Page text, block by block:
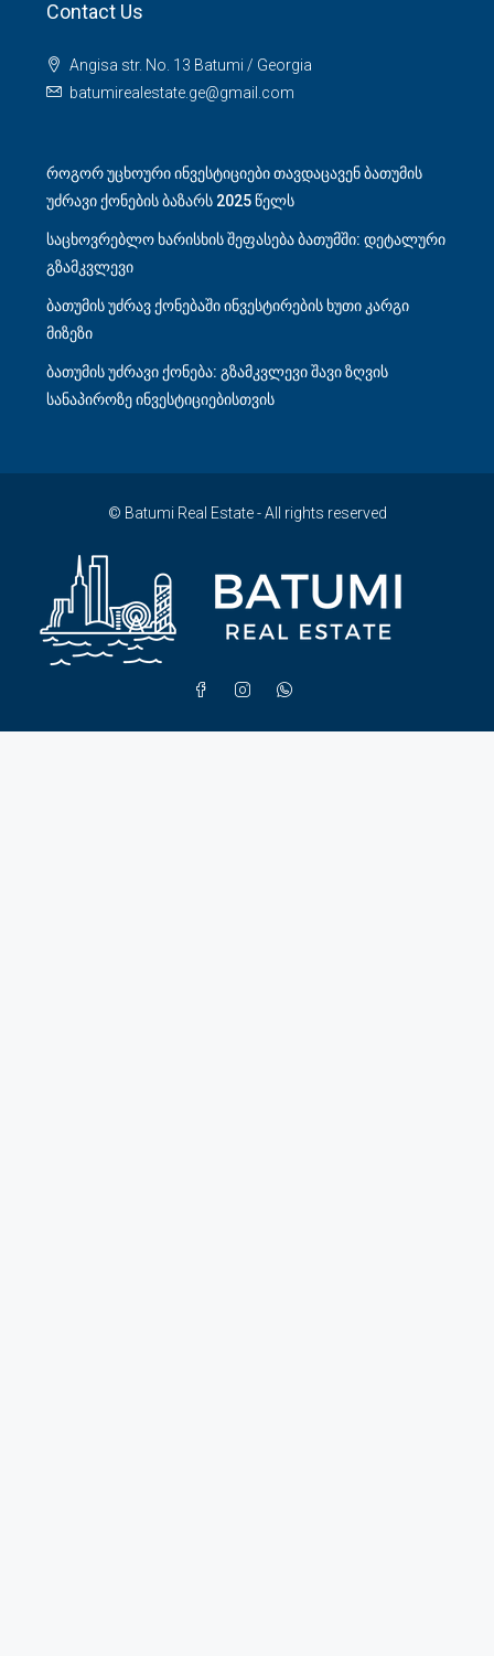
Contact Us
Angisa str. No. 13 Batumi / Georgia
batumirealestate.ge@gmail.com
როგორ უცხოური ინვესტიციები თავდაცავენ ბათუმის
უძრავი ქონების ბაზარს 2025 წელს
საცხოვრებლო ხარისხის შეფასება ბათუმში: დეტალური
გზამკვლევი
ბათუმის უძრავ ქონებაში ინვესტირების ხუთი კარგი
მიზეზი
ბათუმის უძრავი ქონება: გზამკვლევი შავი ზღვის
სანაპიროზე ინვესტიციებისთვის
© Batumi Real Estate - All rights reserved